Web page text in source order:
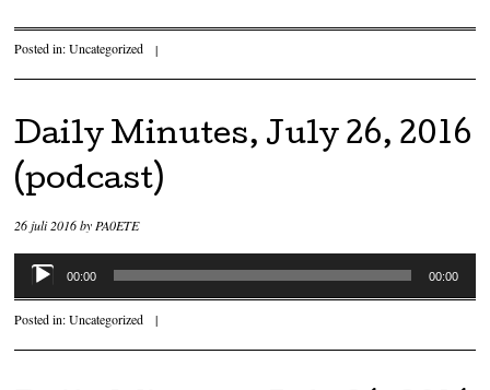
Posted in:Uncategorized |
Daily Minutes, July 26, 2016
(podcast)
26 juli 2016byPA0ETE
Audiospeler
00:00 00:00
Posted in:Uncategorized |